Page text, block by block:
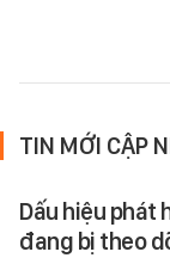
TIN MỚI CẬP
Dấu hiệu phát
đang bị theo